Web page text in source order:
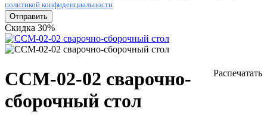
политикой конфиденциальности
Отправить
Скидка 30%
Распечатать
ССМ-02-02 сварочно-
сборочный стол